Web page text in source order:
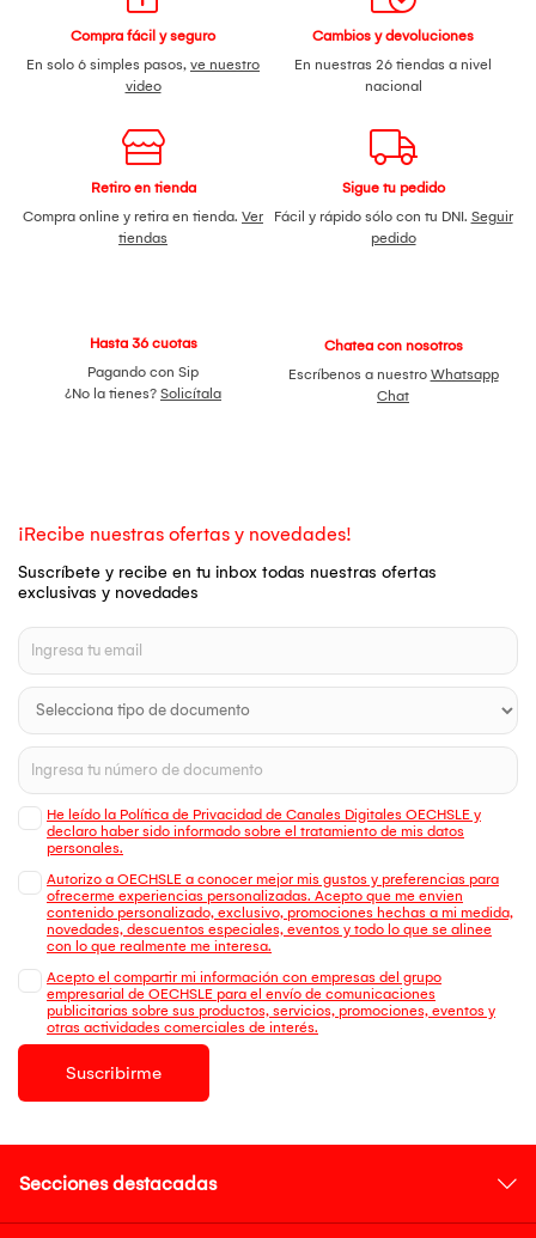
Compra fácil y seguro
En solo 6 simples pasos, ve nuestro
video
Cambios y devoluciones
En nuestras 26 tiendas a nivel
nacional
Retiro en tienda
Compra online y retira en tienda. Ver
tiendas
Sigue tu pedido
Fácil y rápido sólo con tu DNI. Seguir
pedido
Hasta 36 cuotas
Pagando con Sip
¿No la tienes? Solicítala
Chatea con nosotros
Escríbenos a nuestro Whatsapp
Chat
¡Recibe nuestras ofertas y novedades!
Suscríbete y recibe en tu inbox todas nuestras ofertas
exclusivas y novedades
He leído la Política de Privacidad de Canales Digitales OECHSLE y
declaro haber sido informado sobre el tratamiento de mis datos
personales.
Autorizo a OECHSLE a conocer mejor mis gustos y preferencias para
ofrecerme experiencias personalizadas. Acepto que me envien
contenido personalizado, exclusivo, promociones hechas a mi medida,
novedades, descuentos especiales, eventos y todo lo que se alinee
con lo que realmente me interesa.
Acepto el compartir mi información con empresas del grupo
empresarial de OECHSLE para el envío de comunicaciones
publicitarias sobre sus productos, servicios, promociones, eventos y
otras actividades comerciales de interés.
Suscribirme
Secciones destacadas